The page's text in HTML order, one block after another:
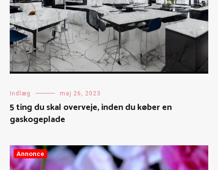
Indlæg maj 26, 2023
5 ting du skal overveje, inden du køber en
gaskogeplade
Annonce